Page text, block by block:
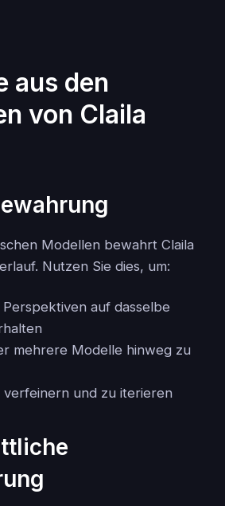
aus den
von Claila
Modellen bewahrt Claila
Nutzen Sie dies, um:
auf dasselbe
mehrere Modelle hinweg zu
und zu iterieren